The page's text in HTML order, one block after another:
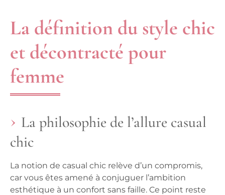
La définition du style chic
et décontracté pour
femme
La philosophie de l’allure casual
chic
La notion de casual chic relève d’un compromis,
car vous êtes amené à conjuguer l’ambition
esthétique à un confort sans faille. Ce point reste